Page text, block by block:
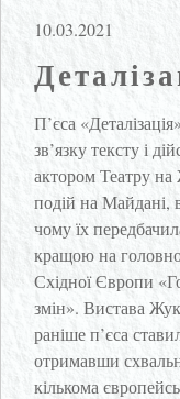
10.03.2021
П’єса
зв’язку тексту і
актором Театру
подій на
чому їх
кращою на
Східної Європи
змін». Вистава
раніше п’єса
отримавши
кількома